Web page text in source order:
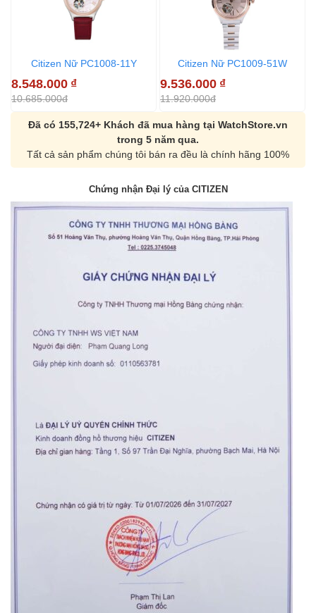
Citizen Nữ PC1008-11Y
8.548.000 ₫
10.685.000đ
Citizen Nữ PC1009-51W
9.536.000 ₫
11.920.000đ
Đã có 155,724+ Khách đã mua hàng tại WatchStore.vn
trong 5 năm qua.
Tất cả sản phẩm chúng tôi bán ra đều là chính hãng 100%
Chứng nhận Đại lý của CITIZEN